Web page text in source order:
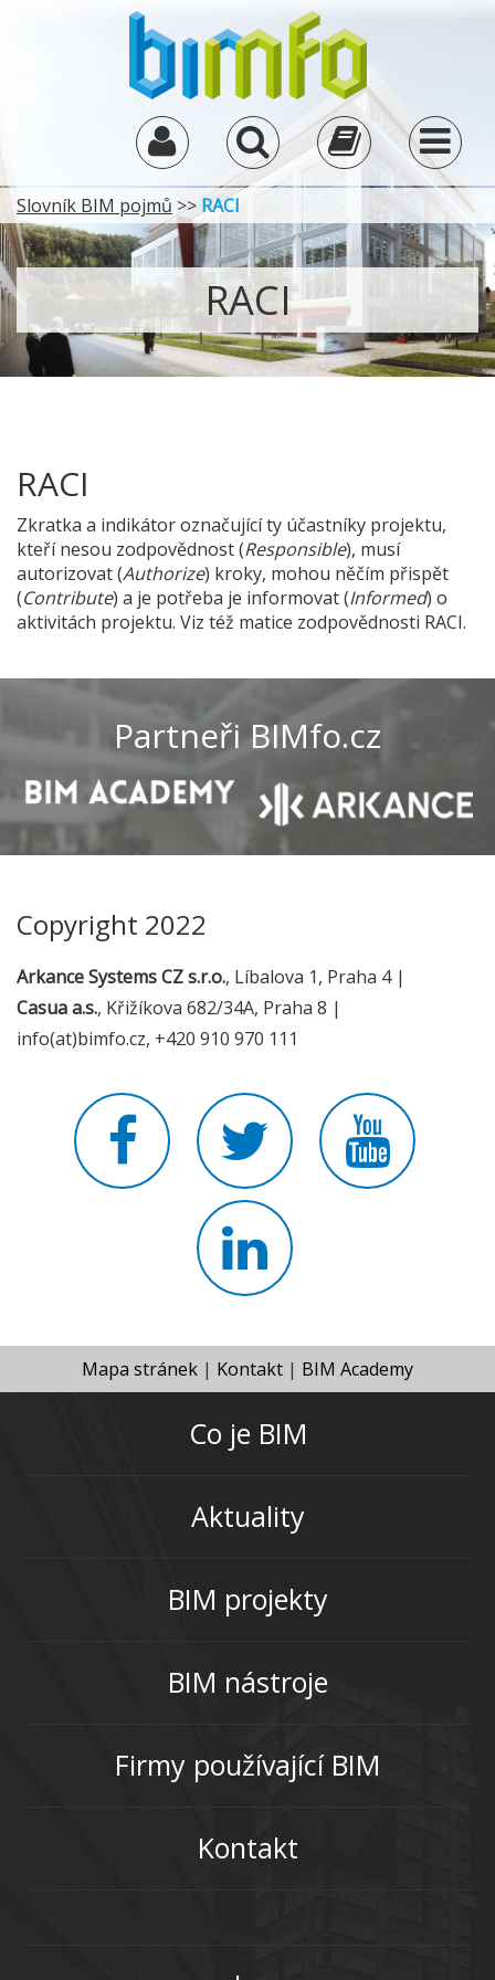
Slovník BIM pojmů >> RACI
RACI
RACI
Zkratka a indikátor označující ty účastníky projektu,
kteří nesou zodpovědnost (Responsible), musí
autorizovat (Authorize) kroky, mohou něčím přispět
(Contribute) a je potřeba je informovat (Informed) o
aktivitách projektu. Viz též matice zodpovědnosti RACI.
Partneři BIMfo.cz
Copyright 2022
Arkance Systems CZ s.r.o., Líbalova 1, Praha 4 |
Casua a.s., Křižíkova 682/34A, Praha 8 |
info(at)bimfo.cz, +420 910 970 111
Mapa stránek | Kontakt | BIM Academy
Co je BIM
Aktuality
BIM projekty
BIM nástroje
Firmy používající BIM
Kontakt